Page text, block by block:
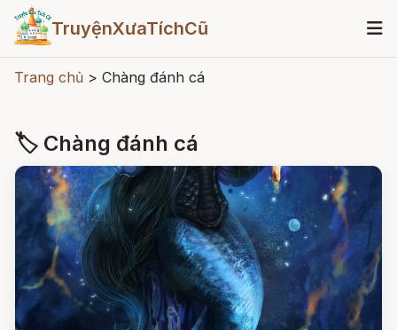
TruyệnXưaTíchCũ
Trang chủ > Chàng đánh cá
🏷 Chàng đánh cá